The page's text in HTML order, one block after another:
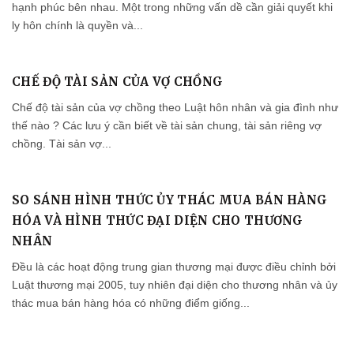
hạnh phúc bên nhau. Một trong những vấn dề cần giải quyết khi
ly hôn chính là quyền và...
CHẾ ĐỘ TÀI SẢN CỦA VỢ CHỒNG
Chế độ tài sản của vợ chồng theo Luật hôn nhân và gia đình như
thế nào ? Các lưu ý cần biết về tài sản chung, tài sản riêng vợ
chồng. Tài sản vợ...
SO SÁNH HÌNH THỨC ỦY THÁC MUA BÁN HÀNG
HÓA VÀ HÌNH THỨC ĐẠI DIỆN CHO THƯƠNG
NHÂN
Đều là các hoạt động trung gian thương mại được điều chỉnh bởi
Luật thương mại 2005, tuy nhiên đại diện cho thương nhân và ủy
thác mua bán hàng hóa có những điểm giống...